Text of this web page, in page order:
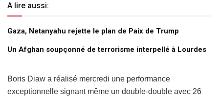
A lire aussi:
Gaza, Netanyahu rejette le plan de Paix de Trump
Un Afghan soupçonné de terrorisme interpellé à Lourdes
Boris Diaw a réalisé mercredi une performance
exceptionnelle signant même un double-double avec 26